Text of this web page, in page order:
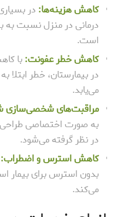
کاهش هزینه‌ها: در
درمانی در منزل نسبت به
است.
کاهش خطر عفونت:با
در بیمارستان، خطر
می‌یابد.
مراقبت‌های شخصی‌سازی
به صورت اختصاصی طراحی
در نظر گرفته می‌شود.
کاهش استرس و اضطراب:
بدون استرس برای بیمار
می‌کند.